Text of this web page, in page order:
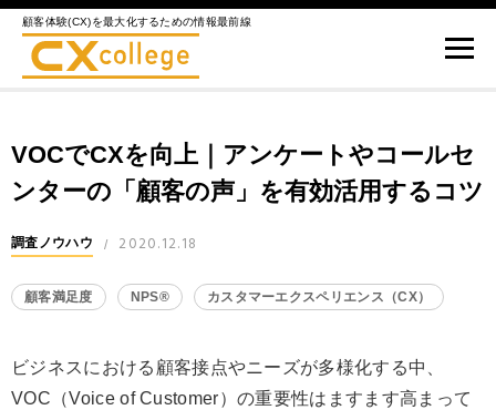
顧客体験(CX)を最大化するための情報最前線
VOCでCXを向上｜アンケートやコールセ
ンターの「顧客の声」を有効活用するコツ
調査ノウハウ / 2020.12.18
顧客満足度 NPS® カスタマーエクスペリエンス（CX）
ビジネスにおける顧客接点やニーズが多様化する中、
VOC（Voice of Customer）の重要性はますます高まって